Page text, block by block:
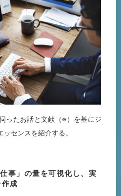
ったお話と文献（※）を基にジ
センスを紹介する。
事」の量を可視化し、実
成